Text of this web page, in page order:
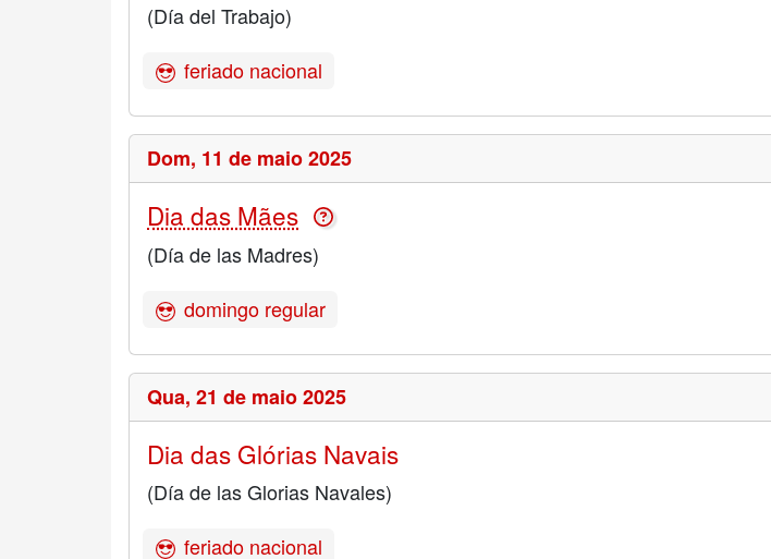
(Día del Trabajo)
feriado nacional
Dom, 11 de maio 2025
Dia das Mães
(Día de las Madres)
domingo regular
Qua, 21 de maio 2025
Dia das Glórias Navais
(Día de las Glorias Navales)
feriado nacional